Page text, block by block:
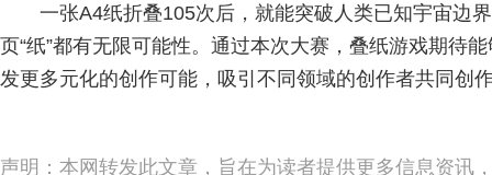
一张A4纸折叠105次后，就能突破人类已知宇宙边
页“纸”都有无限可能性。通过本次大赛，叠纸游戏期待
发更多元化的创作可能，吸引不同领域的创作者共同创
声明：本网转发此文章，旨在为读者提供更多信息资讯